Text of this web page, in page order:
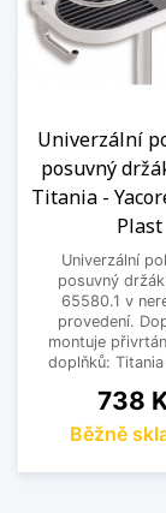
Univerzální
posuvný
Titania -
Plast
Univerzální
posuvný
65580.1 v
provedení.
montuje
doplňků:
Cena
738
Běžně